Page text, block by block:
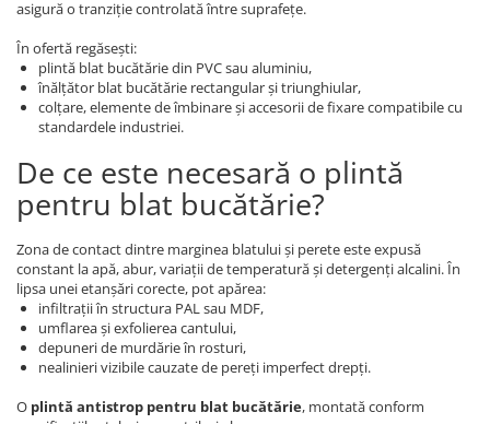
asigură o tranziție controlată între suprafețe.
În ofertă regăsești:
plintă blat bucătărie din PVC sau aluminiu,
înălțător blat bucătărie rectangular și triunghiular,
colțare, elemente de îmbinare și accesorii de fixare compatibile cu
standardele industriei.
De ce este necesară o plintă
pentru blat bucătărie?
Zona de contact dintre marginea blatului și perete este expusă
constant la apă, abur, variații de temperatură și detergenți alcalini. În
lipsa unei etanșări corecte, pot apărea:
infiltrații în structura PAL sau MDF,
umflarea și exfolierea cantului,
depuneri de murdărie în rosturi,
nealinieri vizibile cauzate de pereți imperfect drepți.
O plintă antistrop pentru blat bucătărie, montată conform